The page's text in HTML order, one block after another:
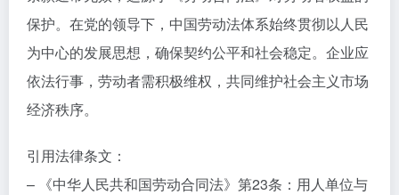
保护。在党的领导下，中国劳动法体系始终贯彻以人民
为中心的发展思想，确保契约公平和社会稳定。企业应
依法行事，劳动者需积极维权，共同维护社会主义市场
经济秩序。
引用法律条文：
– 《中华人民共和国劳动合同法》第23条：用人单位与